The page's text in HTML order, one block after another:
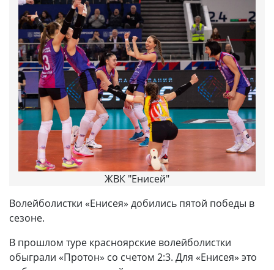
ЖВК "Енисей"
Волейболистки «Енисея» добились пятой победы в
сезоне.
В прошлом туре красноярские волейболистки
обыграли «Протон» со счетом 2:3. Для «Енисея» это